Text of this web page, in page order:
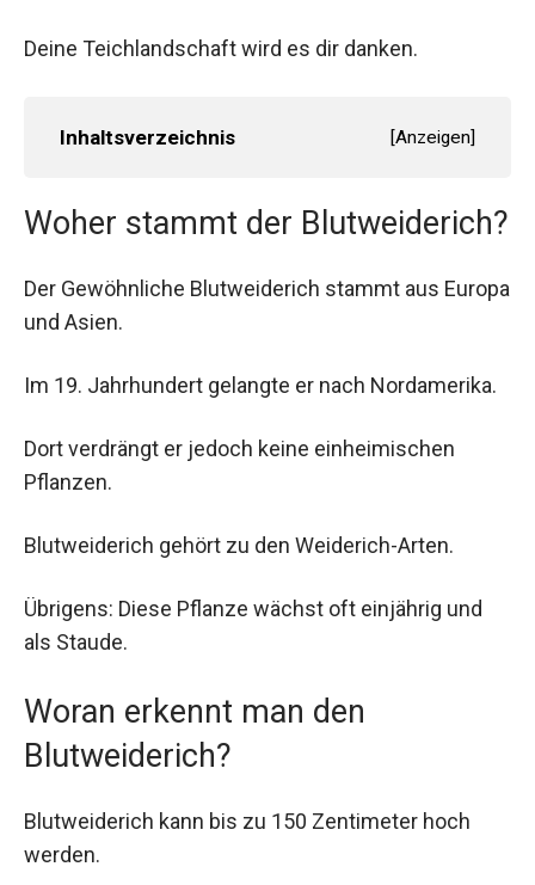
Deine Teichlandschaft wird es dir danken.
Inhaltsverzeichnis [Anzeigen]
Woher stammt der Blutweiderich?
Der Gewöhnliche Blutweiderich stammt aus Europa
und Asien.
Im 19. Jahrhundert gelangte er nach Nordamerika.
Dort verdrängt er jedoch keine einheimischen
Pflanzen.
Blutweiderich gehört zu den Weiderich-Arten.
Übrigens: Diese Pflanze wächst oft einjährig und
als Staude.
Woran erkennt man den
Blutweiderich?
Blutweiderich kann bis zu 150 Zentimeter hoch
werden.